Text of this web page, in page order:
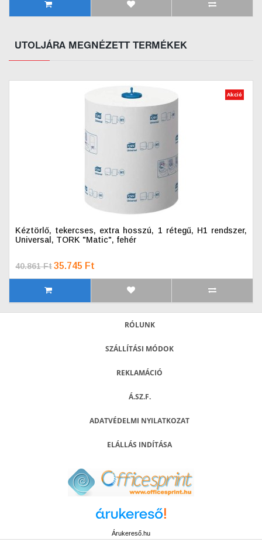
UTOLJÁRA MEGNÉZETT TERMÉKEK
Akció
Kéztörlő, tekercses, extra hosszú, 1 rétegű, H1 rendszer,
Universal, TORK "Matic", fehér
40.861 Ft35.745 Ft
RÓLUNK
SZÁLLÍTÁSI MÓDOK
REKLAMÁCIÓ
Á.SZ.F.
ADATVÉDELMI NYILATKOZAT
ELÁLLÁS INDÍTÁSA
Árukereső.hu